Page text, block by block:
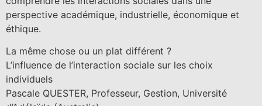
perspective académique, industrielle, économique et
éthique.
La même chose ou un plat différent ?
L’influence de l’interaction sociale sur les choix
individuels
Pascale QUESTER, Professeur, Gestion, Université